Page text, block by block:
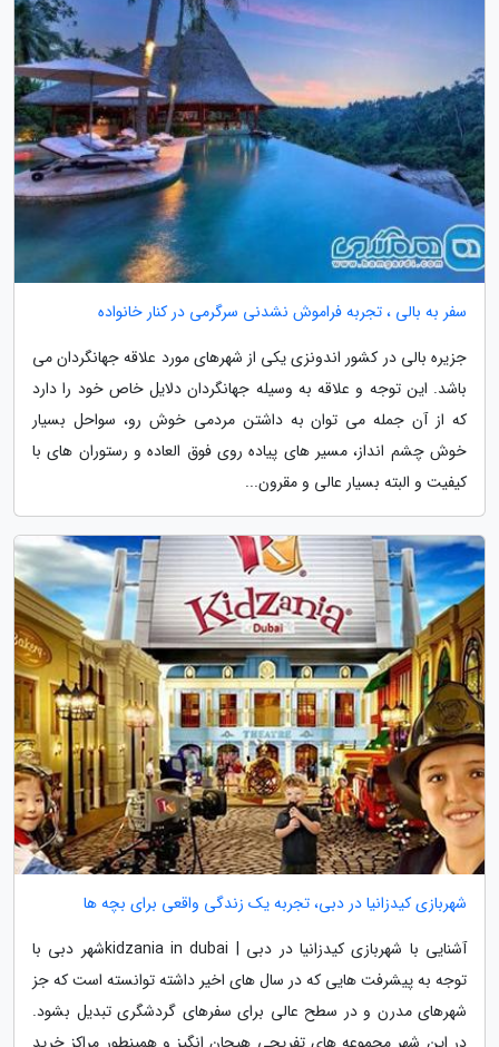
سفر به بالی ، تجربه فراموش نشدنی سرگرمی در کنار خانواده
جزیره بالی در کشور اندونزی یکی از شهرهای مورد علاقه جهانگردان می
باشد. این توجه و علاقه به وسیله جهانگردان دلایل خاص خود را دارد
که از آن جمله می توان به داشتن مردمی خوش رو، سواحل بسیار
خوش چشم انداز، مسیر های پیاده روی فوق العاده و رستوران های با
کیفیت و البته بسیار عالی و مقرون...
شهربازی کیدزانیا در دبی، تجربه یک زندگی واقعی برای بچه ها
آشنایی با شهربازی کیدزانیا در دبی | kidzania in dubaiشهر دبی با
توجه به پیشرفت هایی که در سال های اخیر داشته توانسته است که جز
شهرهای مدرن و در سطح عالی برای سفرهای گردشگری تبدیل بشود.